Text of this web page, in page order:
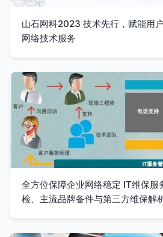
山石网科2023 技术先行，赋能用
网络技术服务
全方位保障企业网络稳定 IT维保服
检、主流品牌备件与第三方维保解